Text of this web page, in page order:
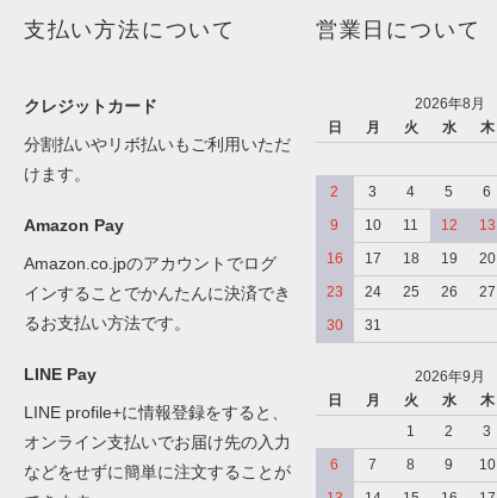
支払い方法について
クレジットカード
分割払いやリボ払いもご利用いただ
けます。
Amazon Pay
Amazon.co.jpのアカウントでログ
インすることでかんたんに決済でき
るお支払い方法です。
LINE Pay
LINE profile+に情報登録をすると、
オンライン支払いでお届け先の入力
などをせずに簡単に注文することが
営業日について
2026年8月
日
月 火 水 木
2
3 4 5 6
9
10 11 12 13
16
17 18 19 20
23
24 25 26 27
30
31
2026年9月
日
月 火 水 木
1
2 3
6
7 8 9 10